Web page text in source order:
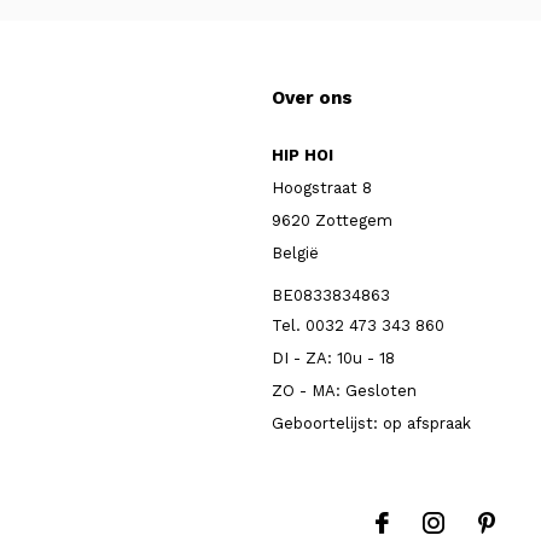
Over ons
HIP HOI
Hoogstraat 8
9620 Zottegem
België
BE0833834863
Tel. 0032 473 343 860
DI - ZA: 10u - 18
ZO - MA: Gesloten
Geboortelijst: op afspraak